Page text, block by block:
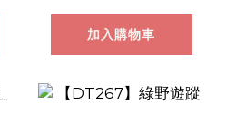
加入購物車